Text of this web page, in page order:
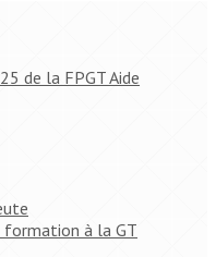
de la FPGT Aide
formation à la GT